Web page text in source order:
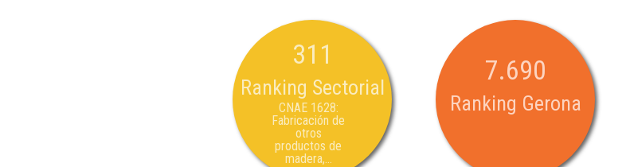
311
Ranking Sectorial
CNAE 1628:
Fabricación de
otros
productos de
madera,...
7.690
Ranking Gerona